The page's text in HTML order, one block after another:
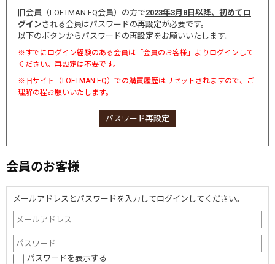
旧会員（LOFTMAN EQ会員）の方で2023年3月8日以降、初めてロ
グインされる会員はパスワードの再設定が必要です。
以下のボタンからパスワードの再設定をお願いいたします。
※すでにログイン経験のある会員は「会員のお客様」よりログインして
ください。再設定は不要です。
※旧サイト（LOFTMAN EQ）での購買履歴はリセットされますので、ご
理解の程お願いいたします。
パスワード再設定
会員のお客様
メールアドレスとパスワードを入力してログインしてください。
パスワードを表示する